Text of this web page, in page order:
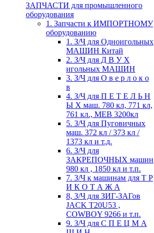
ЗАПЧАСТИ для промышленного
оборудования
1. Запчасти к ИМПОРТНОМУ
оборудованию
1. З/Ч для Одноигольных
МАШИН Китай
2. З/Ч для Д В У Х
игольных МАШИН
3. З/Ч для О в е р л о к о
в
4. З/Ч для П Е Т Е Л Ь Н
Ы Х маш. 780 кл, 771 кл,
761 кл., MEB 3200кл
5. З/Ч для Пуговичных
маш. 372 кл / 373 кл /
1373 кл и т.д.
6. З/Ч для
ЗАКРЕПОЧНЫХ машин
980 кл , 1850 кл и т.п.
7. З/Ч к машинам для Т Р
И К О Т А Ж А
8, З/Ч для ЗИГ-ЗАГов
JACK Т20U53 ,
COWBOY 9266 и т.п.
9. З/Ч для С П Е Ц М А